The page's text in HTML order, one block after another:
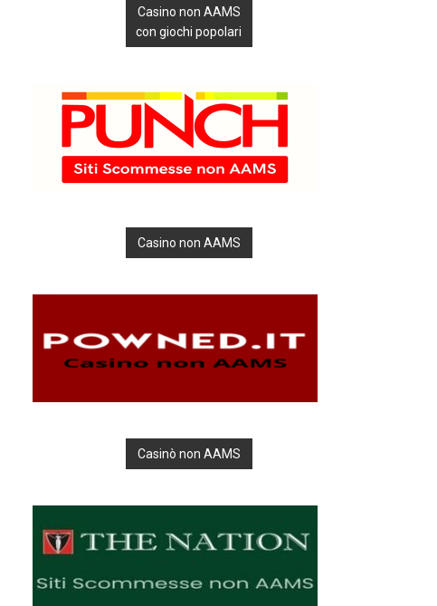
Casino non AAMS
con giochi popolari
Casino non AAMS
Casinò non AAMS